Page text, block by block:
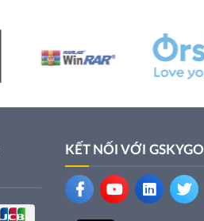
KẾT NỐI VỚI GSKYGO